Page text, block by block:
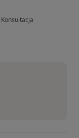
Konsultacja